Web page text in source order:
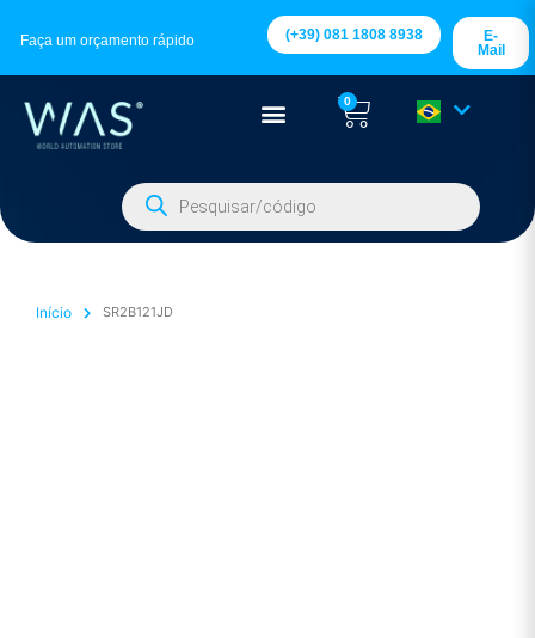
Faça um orçamento rápido (+39) 081 1808 8938
E-
Mail
0
Início SR2B121JD